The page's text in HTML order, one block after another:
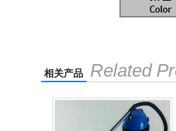
相关产品 Related